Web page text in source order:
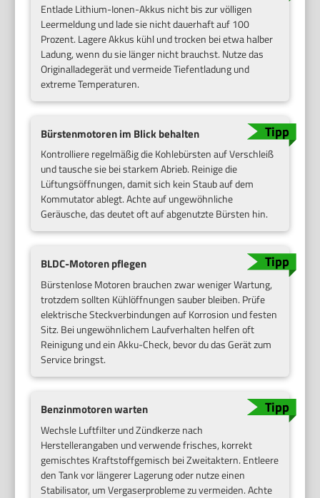
Entlade Lithium-Ionen-Akkus nicht bis zur völligen
Leermeldung und lade sie nicht dauerhaft auf 100
Prozent. Lagere Akkus kühl und trocken bei etwa halber
Ladung, wenn du sie länger nicht brauchst. Nutze das
Originalladegerät und vermeide Tiefentladung und
extreme Temperaturen.
Bürstenmotoren im Blick behalten
Kontrolliere regelmäßig die Kohlebürsten auf Verschleiß
und tausche sie bei starkem Abrieb. Reinige die
Lüftungsöffnungen, damit sich kein Staub auf dem
Kommutator ablegt. Achte auf ungewöhnliche
Geräusche, das deutet oft auf abgenutzte Bürsten hin.
BLDC-Motoren pflegen
Bürstenlose Motoren brauchen zwar weniger Wartung,
trotzdem sollten Kühlöffnungen sauber bleiben. Prüfe
elektrische Steckverbindungen auf Korrosion und festen
Sitz. Bei ungewöhnlichem Laufverhalten helfen oft
Reinigung und ein Akku-Check, bevor du das Gerät zum
Service bringst.
Benzinmotoren warten
Wechsle Luftfilter und Zündkerze nach
Herstellerangaben und verwende frisches, korrekt
gemischtes Kraftstoffgemisch bei Zweitaktern. Entleere
den Tank vor längerer Lagerung oder nutze einen
Stabilisator, um Vergaserprobleme zu vermeiden. Achte